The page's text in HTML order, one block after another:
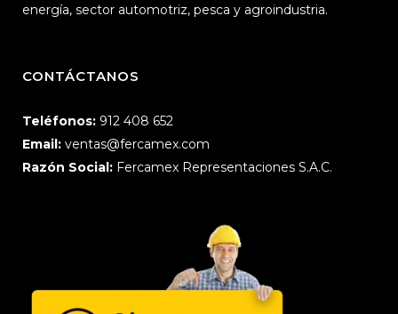
energía, sector automotriz, pesca y agroindustria.
CONTÁCTANOS
Teléfonos: 912 408 652
Email: ventas@fercamex.com
Razón Social: Fercamex Representaciones S.A.C.